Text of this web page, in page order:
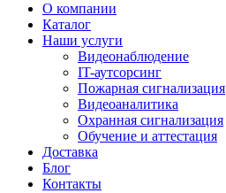
О компании
Каталог
Наши услуги
Видеонаблюдение
IT-аутсорсинг
Пожарная сигнализация
Видеоаналитика
Охранная сигнализация
Обучение и аттестация
Доставка
Блог
Контакты